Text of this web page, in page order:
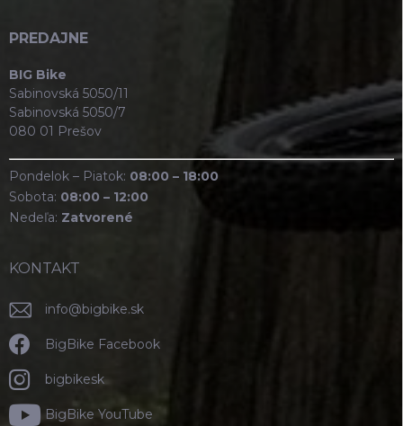
PREDAJNE
BIG Bike
Sabinovská 5050/11
Sabinovská 5050/7
080 01 Prešov
Pondelok – Piatok: 08:00 – 18:00
Sobota: 08:00 – 12:00
Nedeľa: Zatvorené
KONTAKT
info@bigbike.sk
BigBike Facebook
bigbikesk
BigBike YouTube